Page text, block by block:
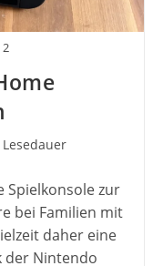
Spielkonsole zur
bei Familien mit
daher eine
der Nintendo